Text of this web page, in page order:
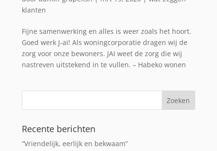
klanten
Fijne samenwerking en alles is weer zoals het hoort.
Goed werk J-ai! Als woningcorporatie dragen wij de
zorg voor onze bewoners. JAI weet de zorg die wij
nastreven uitstekend in te vullen. – Habeko wonen
Recente berichten
“Vriendelijk, eerlijk en bekwaam”